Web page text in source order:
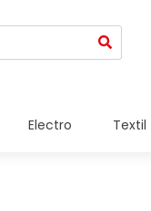
Electro Textil